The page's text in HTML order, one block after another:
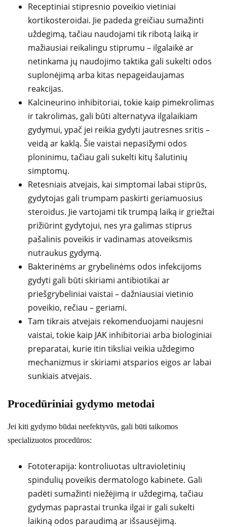
Receptiniai stipresnio poveikio vietiniai
kortikosteroidai. Jie padeda greičiau sumažinti
uždegimą, tačiau naudojami tik ribotą laiką ir
mažiausiai reikalingu stiprumu – ilgalaikė ar
netinkama jų naudojimo taktika gali sukelti odos
suplonėjimą arba kitas nepageidaujamas
reakcijas.
Kalcineurino inhibitoriai, tokie kaip pimekrolimas
ir takrolimas, gali būti alternatyva ilgalaikiam
gydymui, ypač jei reikia gydyti jautresnes sritis –
veidą ar kaklą. Šie vaistai nepasižymi odos
ploninimu, tačiau gali sukelti kitų šalutinių
simptomų.
Retesniais atvejais, kai simptomai labai stiprūs,
gydytojas gali trumpam paskirti geriamuosius
steroidus. Jie vartojami tik trumpą laiką ir griežtai
prižiūrint gydytojui, nes yra galimas stiprus
pašalinis poveikis ir vadinamas atoveiksmis
nutraukus gydymą.
Bakterinėms ar grybelinėms odos infekcijoms
gydyti gali būti skiriami antibiotikai ar
priešgrybeliniai vaistai – dažniausiai vietinio
poveikio, rečiau – geriami.
Tam tikrais atvejais rekomenduojami naujesni
vaistai, tokie kaip JAK inhibitoriai arba biologiniai
preparatai, kurie itin tiksliai veikia uždegimo
mechanizmus ir skiriami atsparios eigos ar labai
sunkiais atvejais.
Procedūriniai gydymo metodai
Jei kiti gydymo būdai neefektyvūs, gali būti taikomos
specializuotos procedūros:
Fototerapija: kontroliuotas ultravioletinių
spindulių poveikis dermatologo kabinete. Gali
padėti sumažinti niežėjimą ir uždegimą, tačiau
gydymas paprastai trunka ilgai ir gali sukelti
laikiną odos paraudimą ar išsausėjimą.